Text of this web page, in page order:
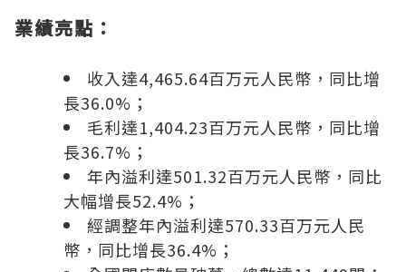
業績亮點：
收入達4,465.64百万元人民幣，同比增
長36.0%；
毛利達1,404.23百万元人民幣，同比增
長36.7%；
年內溢利達501.32百万元人民幣，同比
大幅增長52.4%；
經調整年內溢利達570.33百万元人民
幣，同比增長36.4%；